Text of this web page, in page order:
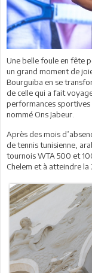
Une belle foule en fête
un grand moment de
Bourguiba en se
de celle qui a fait
performances
nommé Ons Jabeur.
Après des mois
de tennis tunisienne,
tournois WTA 500 et
Chelem et à atteindre la